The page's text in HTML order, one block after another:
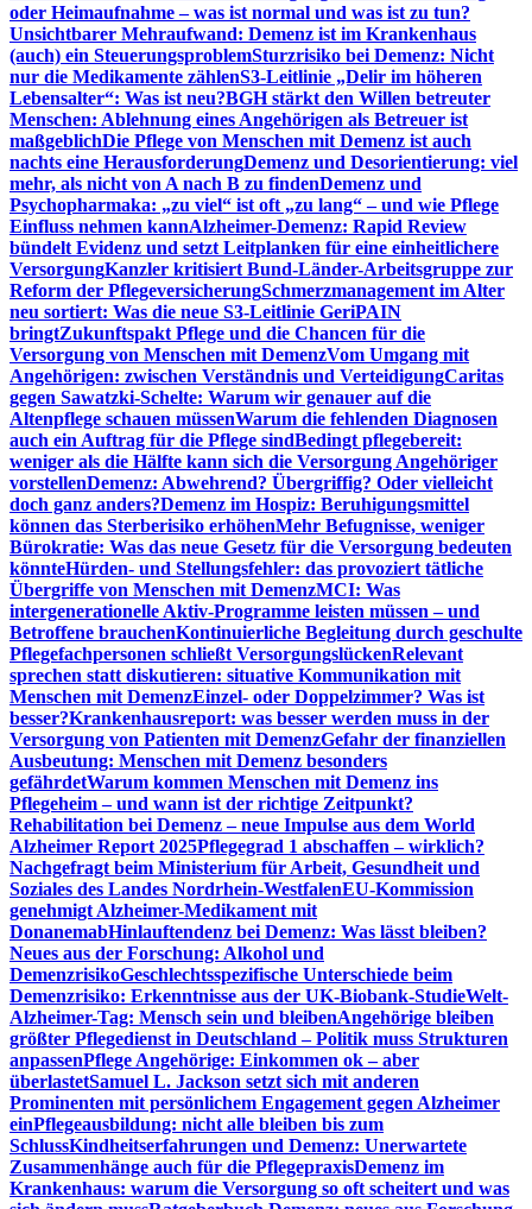
oder Heimaufnahme – was ist normal und was ist zu tun?
Unsichtbarer Mehraufwand: Demenz ist im Krankenhaus
(auch) ein SteuerungsproblemSturzrisiko bei Demenz: Nicht
nur die Medikamente zählenS3-Leitlinie „Delir im höheren
Lebensalter“: Was ist neu?BGH stärkt den Willen betreuter
Menschen: Ablehnung eines Angehörigen als Betreuer ist
maßgeblichDie Pflege von Menschen mit Demenz ist auch
nachts eine HerausforderungDemenz und Desorientierung: viel
mehr, als nicht von A nach B zu findenDemenz und
Psychopharmaka: „zu viel“ ist oft „zu lang“ – und wie Pflege
Einfluss nehmen kannAlzheimer-Demenz: Rapid Review
bündelt Evidenz und setzt Leitplanken für eine einheitlichere
VersorgungKanzler kritisiert Bund-Länder-Arbeitsgruppe zur
Reform der PflegeversicherungSchmerzmanagement im Alter
neu sortiert: Was die neue S3-Leitlinie GeriPAIN
bringtZukunftspakt Pflege und die Chancen für die
Versorgung von Menschen mit DemenzVom Umgang mit
Angehörigen: zwischen Verständnis und VerteidigungCaritas
gegen Sawatzki-Schelte: Warum wir genauer auf die
Altenpflege schauen müssenWarum die fehlenden Diagnosen
auch ein Auftrag für die Pflege sindBedingt pflegebereit:
weniger als die Hälfte kann sich die Versorgung Angehöriger
vorstellenDemenz: Abwehrend? Übergriffig? Oder vielleicht
doch ganz anders?Demenz im Hospiz: Beruhigungsmittel
können das Sterberisiko erhöhenMehr Befugnisse, weniger
Bürokratie: Was das neue Gesetz für die Versorgung bedeuten
könnteHürden- und Stellungsfehler: das provoziert tätliche
Übergriffe von Menschen mit DemenzMCI: Was
intergenerationelle Aktiv-Programme leisten müssen – und
Betroffene brauchenKontinuierliche Begleitung durch geschulte
Pflegefachpersonen schließt VersorgungslückenRelevant
sprechen statt diskutieren: situative Kommunikation mit
Menschen mit DemenzEinzel- oder Doppelzimmer? Was ist
besser?Krankenhausreport: was besser werden muss in der
Versorgung von Patienten mit DemenzGefahr der finanziellen
Ausbeutung: Menschen mit Demenz besonders
gefährdetWarum kommen Menschen mit Demenz ins
Pflegeheim – und wann ist der richtige Zeitpunkt?
Rehabilitation bei Demenz – neue Impulse aus dem World
Alzheimer Report 2025Pflegegrad 1 abschaffen – wirklich?
Nachgefragt beim Ministerium für Arbeit, Gesundheit und
Soziales des Landes Nordrhein-WestfalenEU-Kommission
genehmigt Alzheimer-Medikament mit
DonanemabHinlauftendenz bei Demenz: Was lässt bleiben?
Neues aus der Forschung: Alkohol und
DemenzrisikoGeschlechtsspezifische Unterschiede beim
Demenzrisiko: Erkenntnisse aus der UK-Biobank-StudieWelt-
Alzheimer-Tag: Mensch sein und bleibenAngehörige bleiben
größter Pflegedienst in Deutschland – Politik muss Strukturen
anpassenPflege Angehörige: Einkommen ok – aber
überlastetSamuel L. Jackson setzt sich mit anderen
Prominenten mit persönlichem Engagement gegen Alzheimer
einPflegeausbildung: nicht alle bleiben bis zum
SchlussKindheitserfahrungen und Demenz: Unerwartete
Zusammenhänge auch für die PflegepraxisDemenz im
Krankenhaus: warum die Versorgung so oft scheitert und was